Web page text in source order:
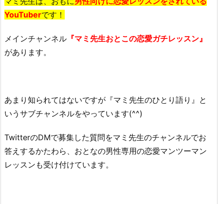
て！
2.
ミ
先
齢
や
名
な
ど
YouTuberです！
メインチャンネル 『マミ先生おとこの恋愛ガチレッスン』
があります。
あまり知られてはないですが『マミ先生のひとり語り』と
いうサブチャンネルをやっています(^^)
TwitterのDMで募集した質問をマミ先生のチャンネルでお
答えするかたわら、おとなの男性専用の恋愛マンツーマン
レッスンも受け付けています。